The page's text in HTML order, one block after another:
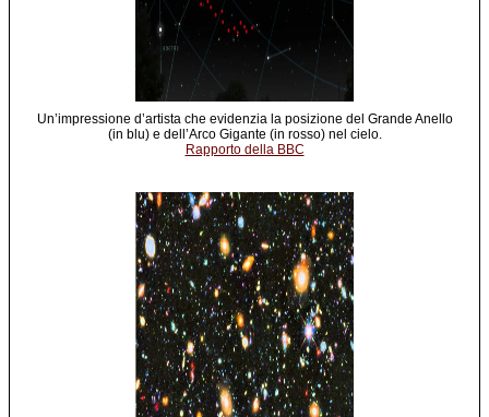
Un’impressione d’artista che evidenzia la posizione del Grande Anello
(in blu) e dell’Arco Gigante (in rosso) nel cielo.
Rapporto della BBC